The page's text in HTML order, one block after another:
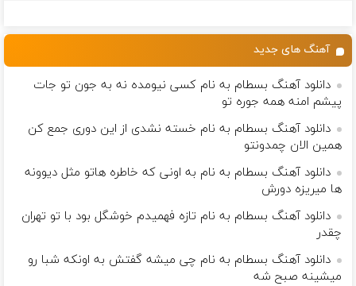
آهنگ های جدید
دانلود آهنگ بسطام به نام کسی نیومده نه به جون تو جات
پیشم امنه همه جوره تو
دانلود آهنگ بسطام به نام خسته نشدی از این دوری جمع کن
همین الان چمدونتو
دانلود آهنگ بسطام به نام به اونی که خاطره هاتو مثل دیوونه
ها میریزه دورش
دانلود آهنگ بسطام به نام تازه فهمیدم خوشگل بود با تو تهران
چقدر
دانلود آهنگ بسطام به نام چی میشه گفتش به اونکه شبا رو
میشینه صبح شه